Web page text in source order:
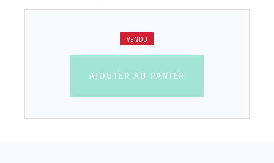
VENDU
AJOUTER AU PANIER